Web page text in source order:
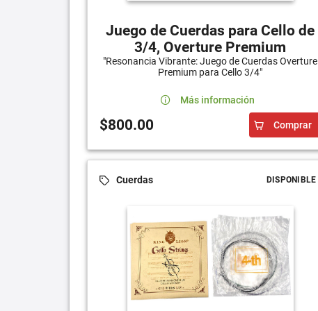
Juego de Cuerdas para Cello de
3/4, Overture Premium
"Resonancia Vibrante: Juego de Cuerdas Overture
Premium para Cello 3/4"
Más información
$800.00 Comprar
Cuerdas DISPONIBLE